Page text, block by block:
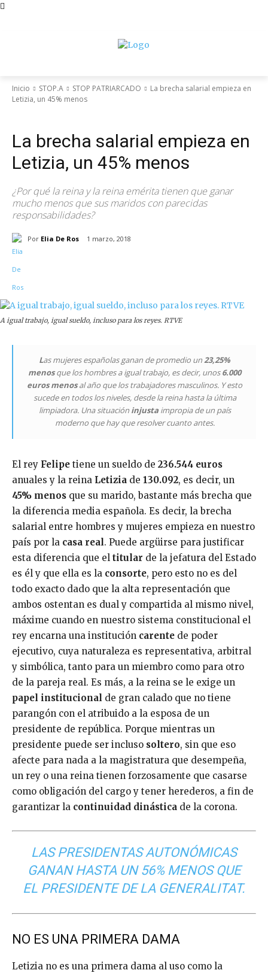
Inicio STOP.A STOP PATRIARCADO
La brecha salarial empieza en
Letizia, un 45% menos
La brecha salarial empieza en
Letizia, un 45% menos
¿Por qué la reina y la reina emérita tienen que ganar
mucho menos que sus maridos con parecidas
responsabilidades?
Por Elia De Ros 1 marzo, 2018
A igual trabajo, igual sueldo, incluso para los reyes. RTVE
Las mujeres españolas ganan de promedio un23,25%
menosque los hombres a igual trabajo, es decir, unos6.000
euros menosal año que los trabajadores masculinos. Y esto
sucede en todos los niveles, desde la reina hasta la última
limpiadora. Una situación injustaimpropia de un país
moderno que hay que resolver cuanto antes.
El rey Felipe tiene un sueldo de 236.544 euros
anuales y la reina Letizia de 130.092, es decir, un
45% menos que su marido, bastante más brecha que
la diferencia media española. Es decir, la brecha
salarial entre hombres y mujeres empieza en nuestro
país por la casa real. Puede argüirse para justificar
esta diferencia que el titular de la jefatura del Estado
es él y que ella es la consorte, pero esto no es del
todo exacto dado que la alta representación que
ambos ostentan es dual y compartida al mismo nivel,
máxime cuando en nuestro sistema constitucional el
rey encarna una institución carente de poder
ejecutivo, cuya naturaleza es representativa, arbitral
y simbólica, tanto para un miembro como para otro
de la pareja real. Es más, a la reina se le exige un
papel institucional de gran calado que no tiene
parangón con el atribuido a la esposa de un
presidente de república. Porque mientras un
presidente puede ser incluso soltero, sin que eso
afecte para nada a la magistratura que desempeña,
un rey o una reina tienen forzosamente que casarse
como obligación del cargo y tener herederos, a fin de
garantizar la continuidad dinástica de la corona.
LAS PRESIDENTAS AUTONÓMICAS
GANAN HASTA UN 56% MENOS QUE
EL PRESIDENTE DE LA GENERALITAT.
NO ES UNA PRIMERA DAMA
Letizia no es una primera dama al uso como la